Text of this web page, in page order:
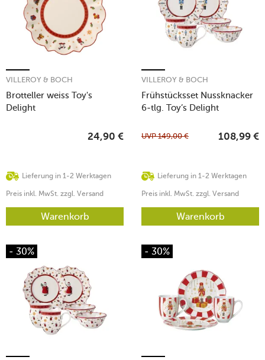
Brotteller weiss Toy's
Delight
VILLEROY & BOCH
Lieferung in 1-2 Werktagen
24,90 €
Preis inkl. MwSt. zzgl. Versand
Warenkorb
Frühstücksset Nussknacker
6-tlg. Toy’s Delight
VILLEROY & BOCH
Lieferung in 1-2 Werktagen
UVP149,00 € 108,99 €
Preis inkl. MwSt. zzgl. Versand
Warenkorb
- 30% - 30%